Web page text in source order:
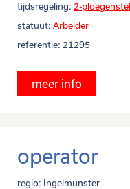
tijdsregeling: 2-
statuut: Arbeider
referentie: 21295
meer info
operator
regio: Ingelmunster